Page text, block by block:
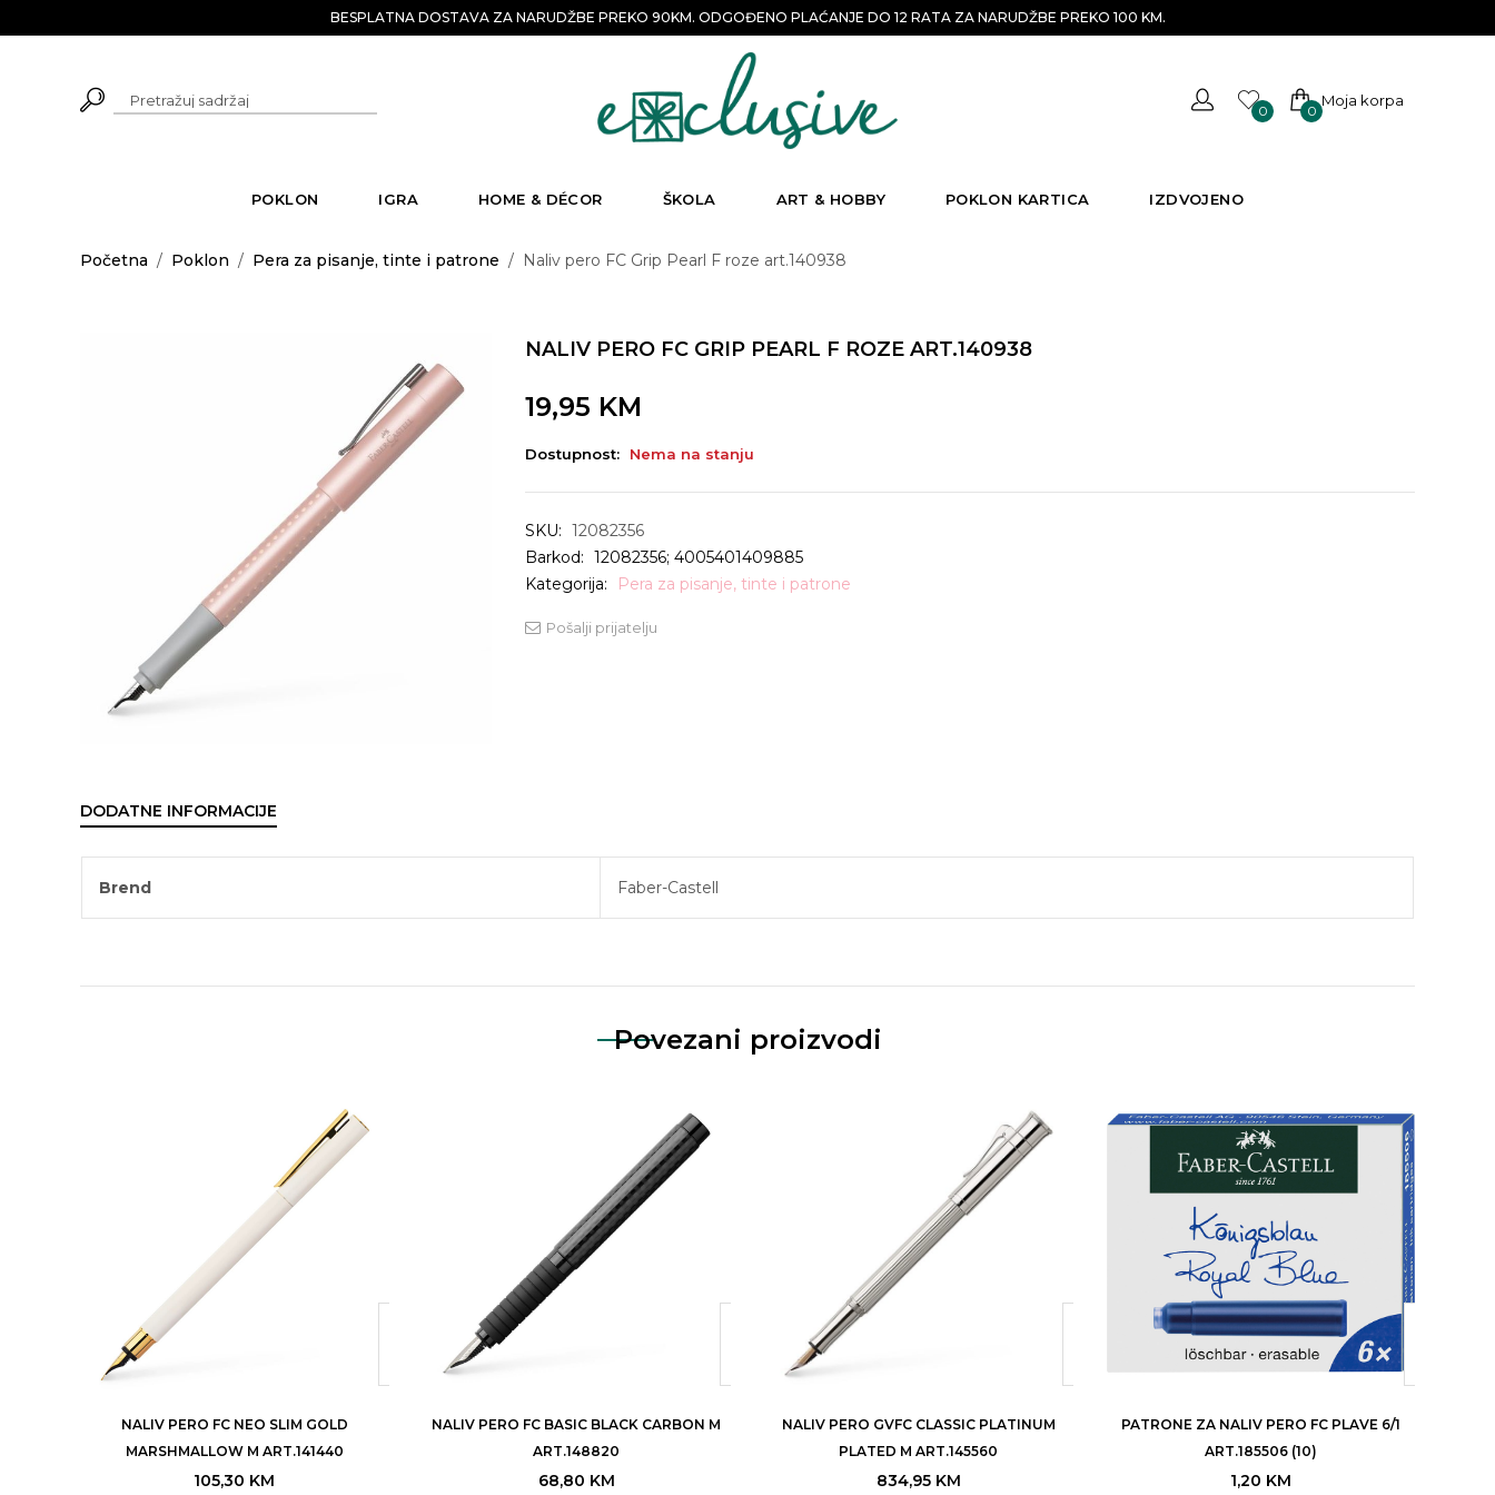
BESPLATNA DOSTAVA ZA NARUDŽBE PREKO 90KM. ODGOĐENO PLAĆANJE DO 12 RATA ZA NARUDŽBE PREKO 100 KM.
0 0
Moja korpa
POKLON IGRA HOME & DÉCOR ŠKOLA ART & HOBBY POKLON KARTICA IZDVOJENO
Početna / Poklon / Pera za pisanje, tinte i patrone / Naliv pero FC Grip Pearl F roze art.140938
NALIV PERO FC GRIP PEARL F ROZE ART.140938
19,95 KM
Dostupnost: Nema na stanju
SKU: 12082356
Barkod: 12082356; 4005401409885
Kategorija:
Pera za pisanje, tinte i patrone
Pošalji prijatelju
DODATNE INFORMACIJE
Brend Faber-Castell
Povezani proizvodi
NALIV PERO FC NEO SLIM GOLD
MARSHMALLOW M ART.141440
105,30 KM
NALIV PERO FC BASIC BLACK CARBON M
ART.148820
68,80 KM
NALIV PERO GVFC CLASSIC PLATINUM
PLATED M ART.145560
834,95 KM
PATRONE ZA NALIV PERO FC PLAVE 6/1
ART.185506 (10)
1,20 KM